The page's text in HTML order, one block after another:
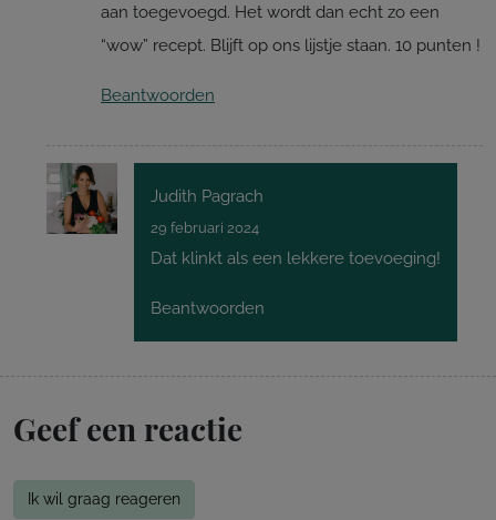
aan toegevoegd. Het wordt dan echt zo een
“wow” recept. Blijft op ons lijstje staan. 10 punten !
Beantwoorden
Judith Pagrach
29 februari 2024
Dat klinkt als een lekkere toevoeging!
Beantwoorden
Geef een reactie
Ik wil graag reageren